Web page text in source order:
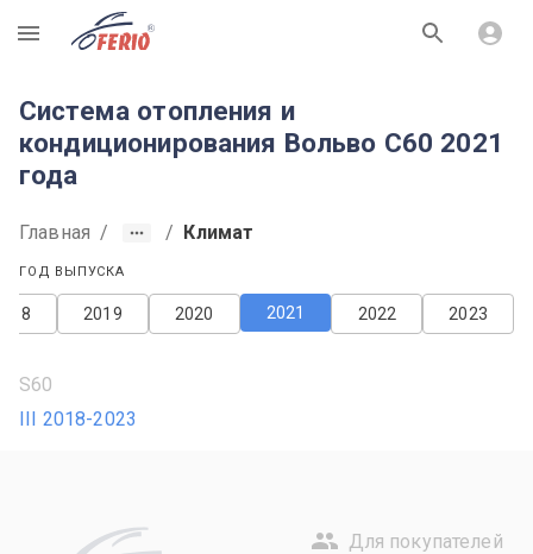
R
Система отопления и
кондиционирования Вольво С60 2021
года
Главная / / Климат
ГОД ВЫПУСКА
2023
2022
2021
2020
2019
S60
III 2018-2023
Для покупателей